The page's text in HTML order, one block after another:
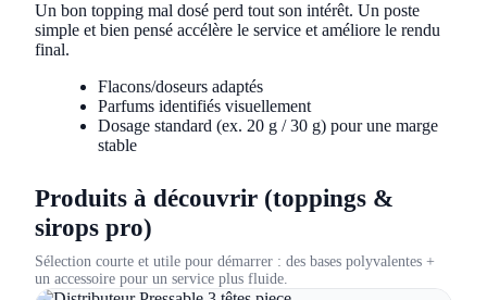
Un bon topping mal dosé perd tout son intérêt. Un poste
simple et bien pensé accélère le service et améliore le rendu
final.
Flacons/doseurs adaptés
Parfums identifiés visuellement
Dosage standard (ex. 20 g / 30 g) pour une marge
stable
Produits à découvrir (toppings &
sirops pro)
Sélection courte et utile pour démarrer : des bases polyvalentes +
un accessoire pour un service plus fluide.